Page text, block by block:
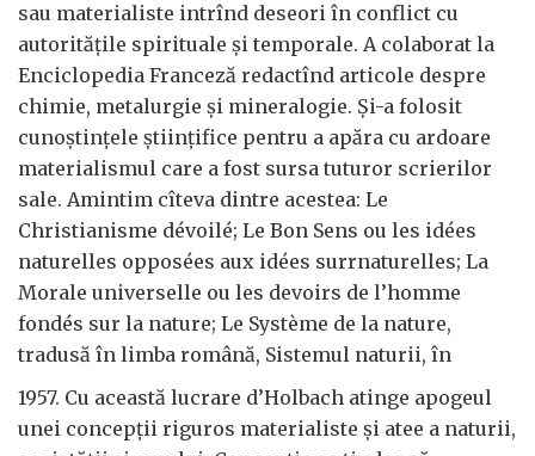
sau materialiste intrînd deseori în conflict cu
autoritățile spirituale și temporale. A colaborat la
Enciclopedia Franceză redactînd articole despre
chimie, metalurgie și mineralogie. Și-a folosit
cunoștințele științifice pentru a apăra cu ardoare
materialismul care a fost sursa tuturor scrierilor
sale. Amintim cîteva dintre acestea: Le
Christianisme dévoilé; Le Bon Sens ou les idées
naturelles opposées aux idées surrnaturelles; La
Morale universelle ou les devoirs de l’homme
fondés sur la nature; Le Système de la nature,
tradusă în limba română, Sistemul naturii, în
1957. Cu această lucrare d’Holbach atinge apogeul
unei concepții riguros materialiste și atee a naturii,